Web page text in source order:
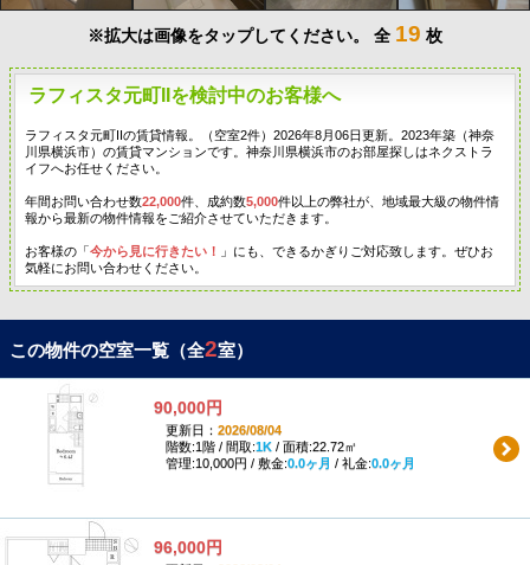
※拡大は画像をタップしてください。 全 19 枚
ラフィスタ元町IIを検討中のお客様へ
ラフィスタ元町IIの賃貸情報。（空室2件）2026年8月06日更新。2023年築（神奈
川県横浜市）の賃貸マンションです。神奈川県横浜市のお部屋探しはネクストラ
イフへお任せください。
年間お問い合わせ数22,000件、成約数5,000件以上の弊社が、地域最大級の物件情
報から最新の物件情報をご紹介させていただきます。
お客様の「今から見に行きたい！
」にも、できるかぎりご対応致します。ぜひお
気軽にお問い合わせください。
この物件の空室一覧（全2室）
90,000円
更新日： 2026/08/04
階数:1階 / 間取:1K/ 面積:22.72㎡
管理:10,000円 / 敷金:0.0ヶ月 / 礼金:0.0ヶ月
96,000円